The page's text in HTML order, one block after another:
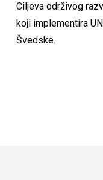
Ciljeva održivog
koji implementira
Švedske.